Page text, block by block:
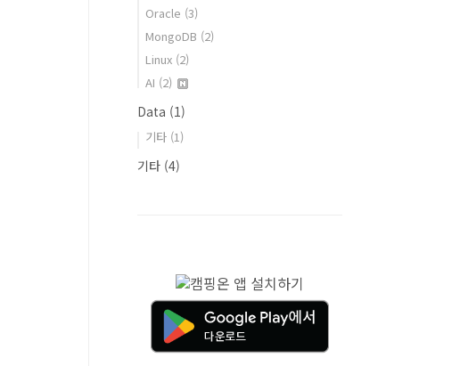
Oracle (3)
MongoDB (2)
Linux (2)
AI (2)
Data (1)
기타 (1)
기타 (4)